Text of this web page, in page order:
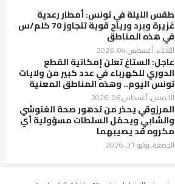
طقس الليلة في تونس: أمطار رعدية
غزيرة وبرد ورياح قوية تتجاوز 70 كلم/س
في هذه المناطق
الثلاثاء, أغسطس 04, 2026
عاجل: الستاغ تعلن إمكانية القطع
الدوري للكهرباء في عدد كبير من ولايات
تونس اليوم.. وهذه المناطق المعنية
الخميس, أغسطس 06, 2026
المرزوقي يحذر من تدهور صحة الغنوشي
والشابي ويحمّل السلطات مسؤولية أي
مكروه قد يصيبهما
الجمعة, يوليو 31, 2026